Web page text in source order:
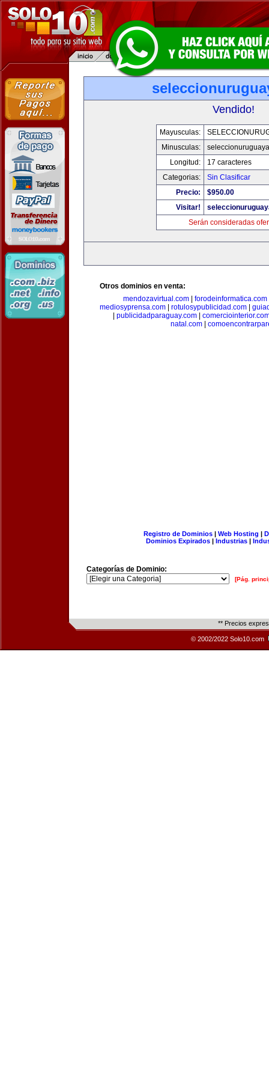
Vendido!
Mayusculas:
Minusculas:
Longitud:
17 caracteres
Categorias:
Sin Clasificar
Precio:
$950.00
Visitar!
Serán consideradas
Otros dominios en venta:
mendozavirtual.com| forodeinformatica.com
mediosyprensa.com
rotulosypublicidad.com
publicidadparaguay.com
natal.com|
Registro de Dominios| Web Hosting |
Dominios Expirados | Industrias |
Categorías de Dominio:
[Pág.
** Precios
© 2002/2022 Solo10.com